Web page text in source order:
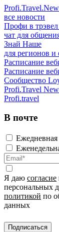
все новости
Профи в трэвел
чат для
Знай Наше
для регионов и
Расписание
Расписание
Сообщество
Profi.Travel
Profi.travel
В почте
Ежедневная
Я даю согласие
персональных
политикой по
данных
Подписаться